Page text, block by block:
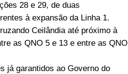
28 e 29, de duas
à expansão da Linha 1.
Ceilândia até próximo à
as QNO 5 e 13 e entre as QNO
já garantidos ao Governo do